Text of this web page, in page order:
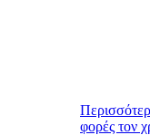
φορές τον